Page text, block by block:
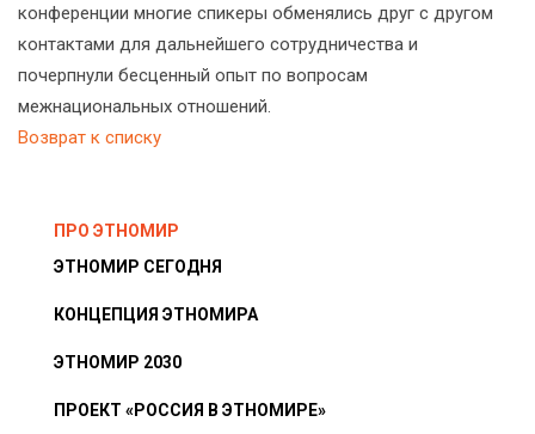
конференции многие спикеры обменялись друг с другом
контактами для дальнейшего сотрудничества и
почерпнули бесценный опыт по вопросам
межнациональных отношений.
Возврат к списку
ПРО ЭТНОМИР
ЭТНОМИР СЕГОДНЯ
КОНЦЕПЦИЯ ЭТНОМИРА
ЭТНОМИР 2030
ПРОЕКТ «РОССИЯ В ЭТНОМИРЕ»